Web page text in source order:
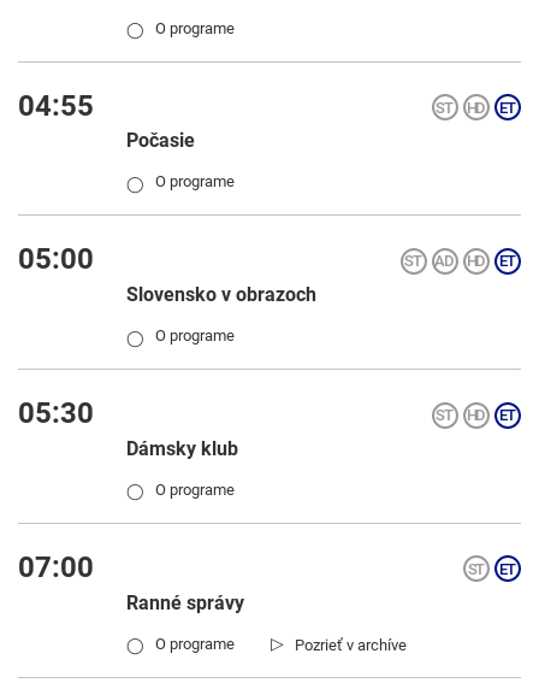
◯ O programe
04:55
Počasie
◯ O programe
05:00
Slovensko v obrazoch
◯ O programe
05:30
Dámsky klub
◯ O programe
07:00
Ranné správy
▷ Pozrieť v archíve
◯ O programe